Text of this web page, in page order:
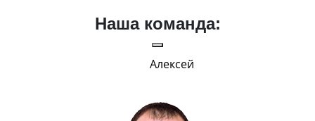
Наша команда:
Алексей